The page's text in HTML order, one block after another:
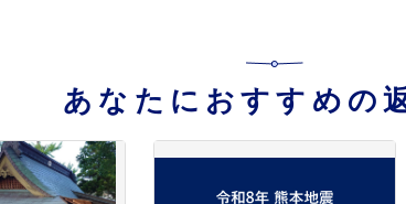
あなたにおすすめの